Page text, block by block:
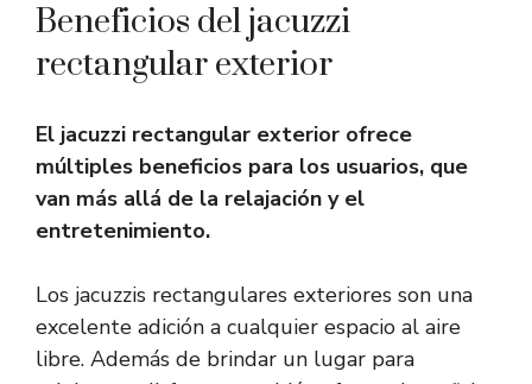
Beneficios del jacuzzi
rectangular exterior
El jacuzzi rectangular exterior ofrece
múltiples beneficios para los usuarios, que
van más allá de la relajación y el
entretenimiento.
Los jacuzzis rectangulares exteriores son una
excelente adición a cualquier espacio al aire
libre. Además de brindar un lugar para